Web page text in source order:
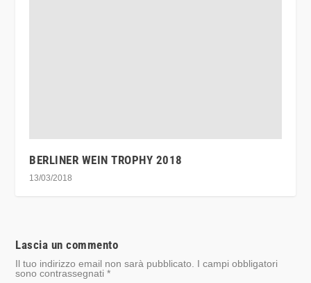
BERLINER WEIN TROPHY 2018
13/03/2018
Lascia un commento
Il tuo indirizzo email non sarà pubblicato. I campi obbligatori
sono contrassegnati*